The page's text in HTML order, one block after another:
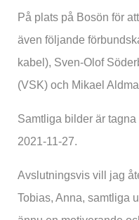
På plats på Bosön för
även följande
kabel), Sven-Olof
(VSK) och Mikael
Samtliga bilder är
2021-11-27.
Avslutningsvis vill jag
Tobias, Anna, samtliga